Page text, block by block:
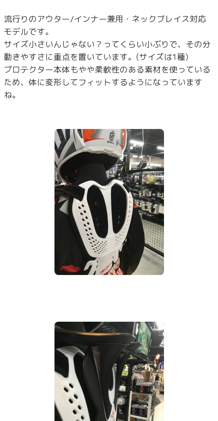
流行りのアウター/インナー兼用・ネックブレイス対応
モデルです。
サイズ小さいんじゃない？ってくらい小ぶりで、その分
動きやすさに重点を置いています。(サイズは1種)
プロテクター本体もやや柔軟性のある素材を使っている
ため、体に変形してフィットするようになっています
ね。